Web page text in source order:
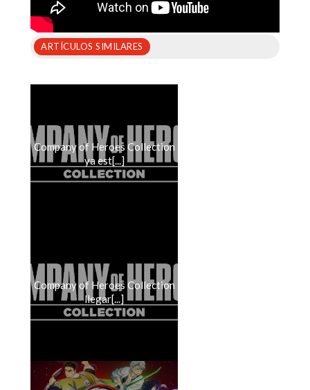
ARTÍCULOS SIMILARES
Company of Heroes Collection
ya est[...]
Company of Heroes Collection
llegar[...]